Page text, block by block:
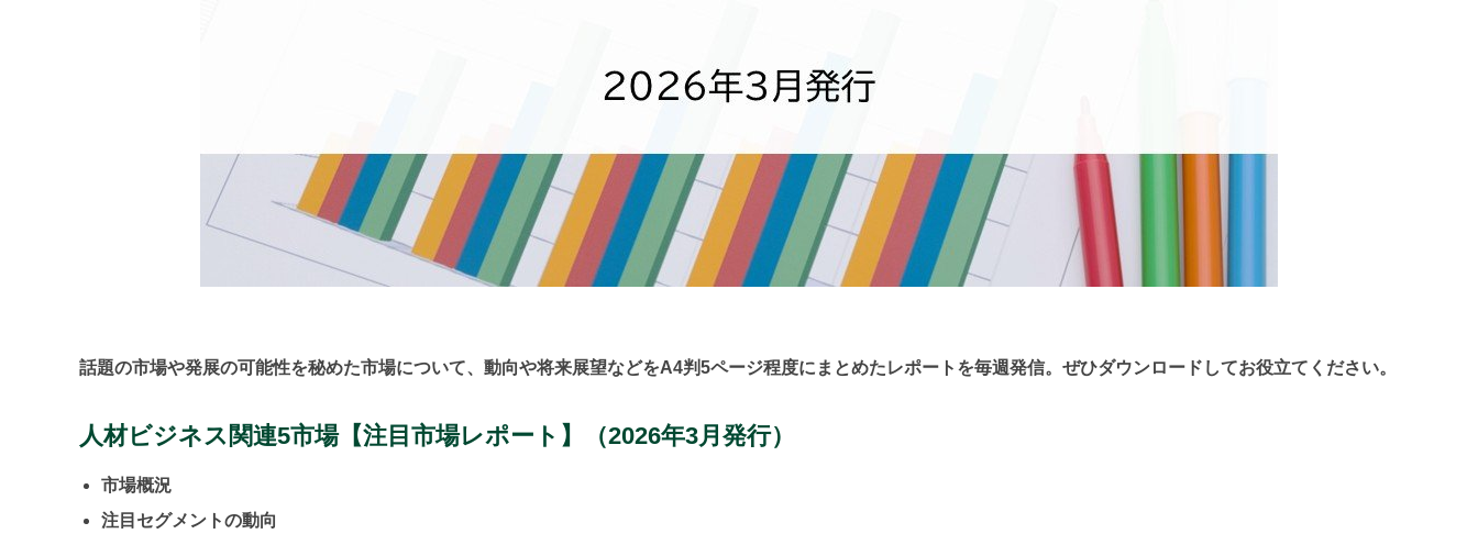
話題の市場や発展の可能性を秘めた市場について、動向や将来展望などをA4判5ページ程度にまとめたレポートを毎週発信。 ぜひダウンロードしてお役立てください。
人材ビジネス関連5市場【注目市場レポート】 （2026年3月発行）
市場概況
注目セグメントの動向